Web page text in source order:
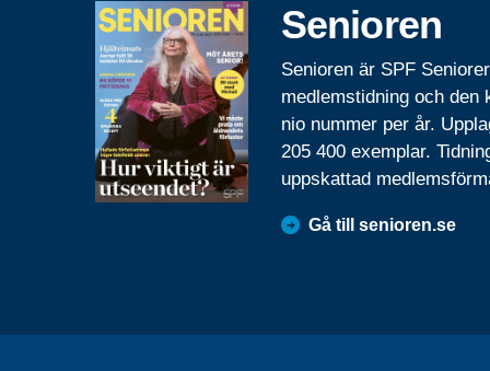
Senioren
Senioren är SPF
medlemstidning och den
nio nummer per år.
205 400 exemplar.
uppskattad
Gå till senioren.se